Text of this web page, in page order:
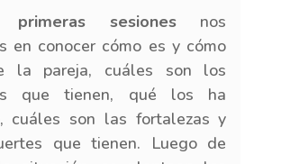
sesiones nos
en conocer cómo es y cómo
la pareja, cuáles son los
que tienen, qué los ha
cuáles son las fortalezas y
que tienen. Luego de